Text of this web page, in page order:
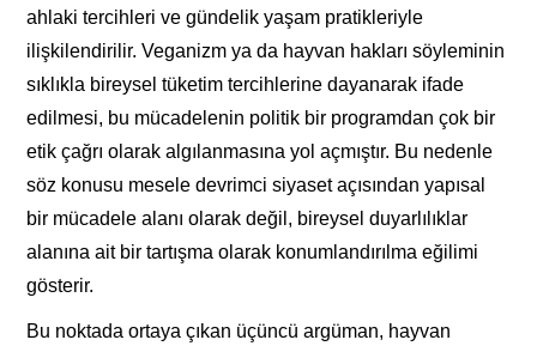
ahlaki tercihleri ve gündelik yaşam pratikleriyle
ilişkilendirilir. Veganizm ya da hayvan hakları söyleminin
sıklıkla bireysel tüketim tercihlerine dayanarak ifade
edilmesi, bu mücadelenin politik bir programdan çok bir
etik çağrı olarak algılanmasına yol açmıştır. Bu nedenle
söz konusu mesele devrimci siyaset açısından yapısal
bir mücadele alanı olarak değil, bireysel duyarlılıklar
alanına ait bir tartışma olarak konumlandırılma eğilimi
gösterir.
Bu noktada ortaya çıkan üçüncü argüman, hayvan